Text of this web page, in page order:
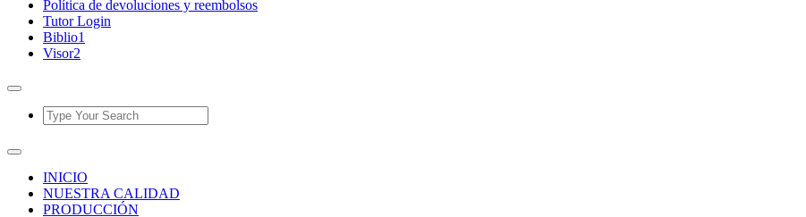
Política de devoluciones y reembolsos
Tutor Login
Biblio1
Visor2
INICIO
NUESTRA CALIDAD
PRODUCCIÓN